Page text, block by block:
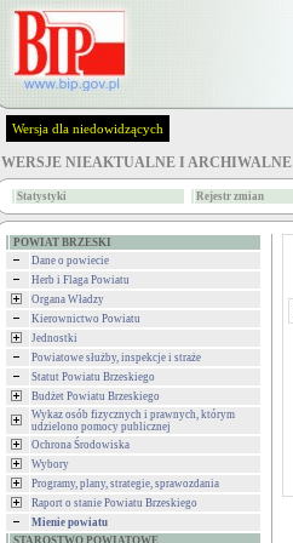
Wersja dla niedowidzących
WERSJE NIEAKTUALNE I ARCHIWALNE
Statystyki Rejestr zmian
POWIAT BRZESKI
Dane o powiecie
Herb i Flaga Powiatu
Organa Władzy
Kierownictwo Powiatu
Jednostki
Powiatowe służby, inspekcje i straże
Statut Powiatu Brzeskiego
Budżet Powiatu Brzeskiego
Wykaz osób fizycznych i prawnych, którym
udzielono pomocy publicznej
Ochrona Środowiska
Wybory
Programy, plany, strategie, sprawozdania
Raport o stanie Powiatu Brzeskiego
Mienie powiatu
STAROSTWO POWIATOWE